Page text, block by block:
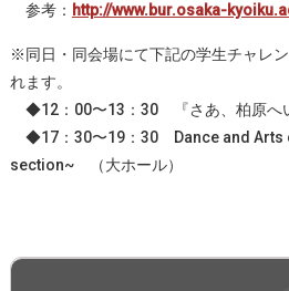
参考： http://www.bur.osaka-
※同日・同会場にて下記の学生チャレ
れます。
◆12：00〜13：30 『さあ、柏原へ
◆17：30〜19：30 Dance and Arts
section~ （大ホール）